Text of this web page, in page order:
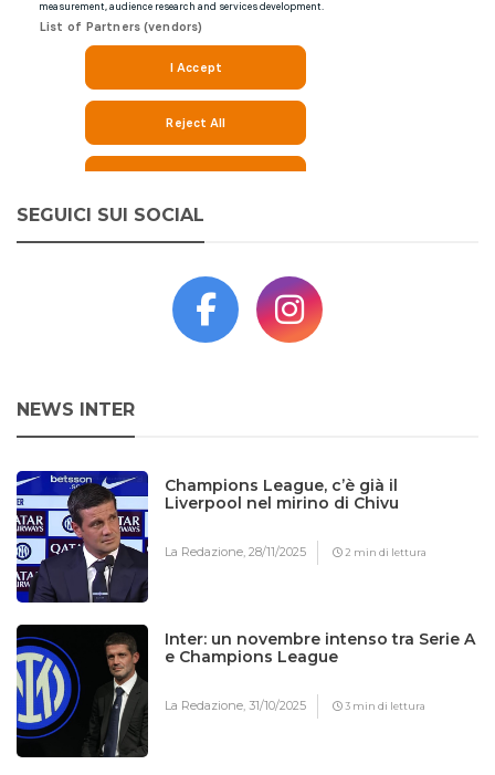
SEGUICI SUI SOCIAL
NEWS INTER
Champions League, c’è già il
Liverpool nel mirino di Chivu
La Redazione,28/11/2025 2 min di lettura
Inter: un novembre intenso tra Serie A
e Champions League
La Redazione,31/10/2025 3 min di lettura